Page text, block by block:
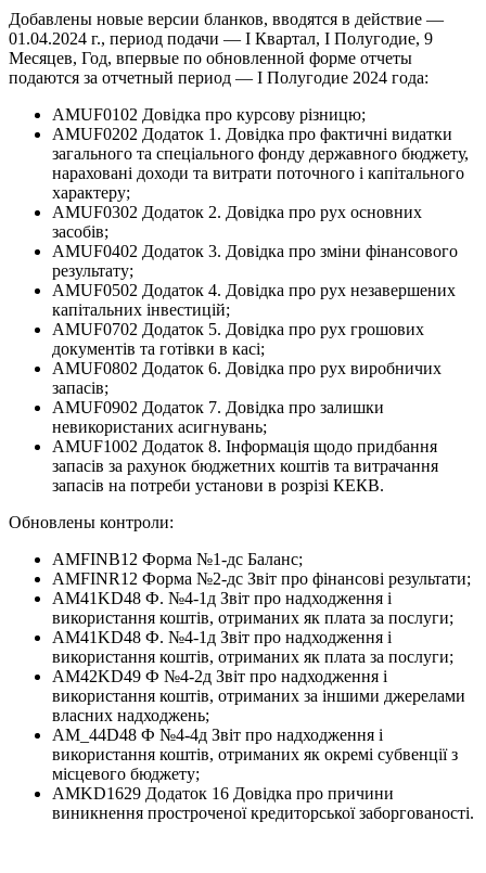
Добавлены новые версии бланков, вводятся в действие —
01.04.2024 г., период подачи — І Квартал, І Полугодие, 9
Месяцев, Год, впервые по обновленной форме отчеты
подаются за отчетный период — І Полугодие 2024 года:
AMUF0102 Довідка про курсову різницю;
AMUF0202 Додаток 1. Довідка про фактичні видатки
загального та спеціального фонду державного бюджету,
нараховані доходи та витрати поточного і капітального
характеру;
AMUF0302 Додаток 2. Довідка про рух основних
засобів;
AMUF0402 Додаток 3. Довідка про зміни фінансового
результату;
AMUF0502 Додаток 4. Довідка про рух незавершених
капітальних інвестицій;
AMUF0702 Додаток 5. Довідка про рух грошових
документів та готівки в касі;
AMUF0802 Додаток 6. Довідка про рух виробничих
запасів;
AMUF0902 Додаток 7. Довідка про залишки
невикористаних асигнувань;
AMUF1002 Додаток 8. Інформація щодо придбання
запасів за рахунок бюджетних коштів та витрачання
запасів на потреби установи в розрізі КЕКВ.
Обновлены контроли:
AMFINB12 Форма №1-дс Баланс;
AMFINR12 Форма №2-дс Звіт про фінансові результати;
AM41KD48 Ф. №4-1д Звіт про надходження і
використання коштів, отриманих як плата за послуги;
AM41KD48 Ф. №4-1д Звіт про надходження і
використання коштів, отриманих як плата за послуги;
AM42KD49 Ф №4-2д Звіт про надходження і
використання коштів, отриманих за іншими джерелами
власних надходжень;
AM_44D48 Ф №4-4д Звіт про надходження і
використання коштів, отриманих як окремі субвенції з
місцевого бюджету;
AMKD1629 Додаток 16 Довідка про причини
виникнення простроченої кредиторської заборгованості.